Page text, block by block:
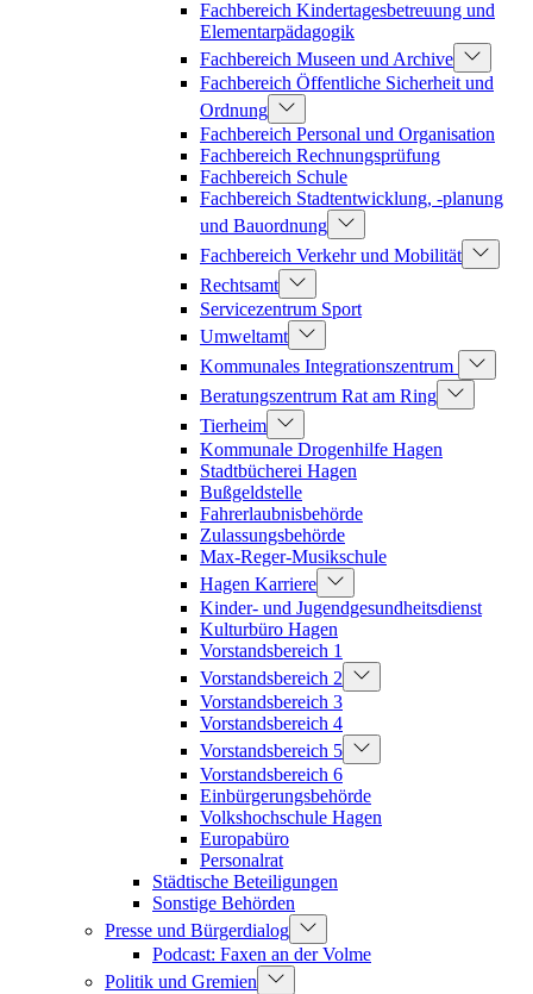
Fachbereich Kindertagesbetreuung und
Elementarpädagogik
Fachbereich Museen und Archive
Fachbereich Öffentliche Sicherheit und
Ordnung
Fachbereich Personal und Organisation
Fachbereich Rechnungsprüfung
Fachbereich Schule
Fachbereich Stadtentwicklung, -planung
und Bauordnung
Fachbereich Verkehr und Mobilität
Rechtsamt
Servicezentrum Sport
Umweltamt
Kommunales Integrationszentrum
Beratungszentrum Rat am Ring
Tierheim
Kommunale Drogenhilfe Hagen
Stadtbücherei Hagen
Bußgeldstelle
Fahrerlaubnisbehörde
Zulassungsbehörde
Max-Reger-Musikschule
Hagen Karriere
Kinder- und Jugendgesundheitsdienst
Kulturbüro Hagen
Vorstandsbereich 1
Vorstandsbereich 2
Vorstandsbereich 3
Vorstandsbereich 4
Vorstandsbereich 5
Vorstandsbereich 6
Einbürgerungsbehörde
Volkshochschule Hagen
Europabüro
Personalrat
Städtische Beteiligungen
Sonstige Behörden
Presse und Bürgerdialog
Podcast: Faxen an der Volme
Politik und Gremien